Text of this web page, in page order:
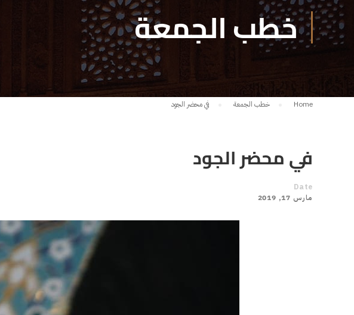
خطب الجمعة
Home خطب الجمعة في محضر الجود
في محضر الجود
Date
مارس 17, 2019